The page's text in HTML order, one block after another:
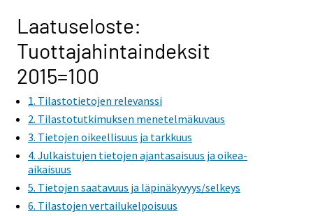
Laatuseloste:
Tuottajahintaindeksit
2015=100
1. Tilastotietojen relevanssi
2. Tilastotutkimuksen menetelmäkuvaus
3. Tietojen oikeellisuus ja tarkkuus
4. Julkaistujen tietojen ajantasaisuus ja oikea-
aikaisuus
5. Tietojen saatavuus ja läpinäkyvyys/selkeys
6. Tilastojen vertailukelpoisuus